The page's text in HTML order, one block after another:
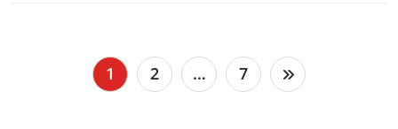
Pagination
1 2 … 7